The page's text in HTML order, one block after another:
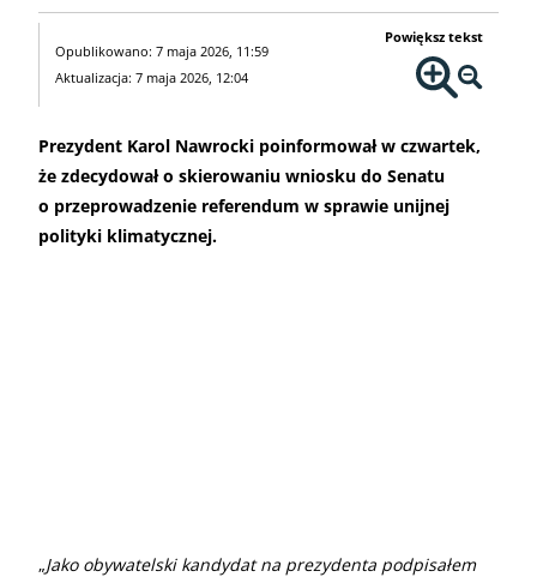
Opublikowano: 7 maja 2026, 11:59
Aktualizacja: 7 maja 2026, 12:04
Powiększ tekst
Prezydent Karol Nawrocki poinformował w czwartek,
że zdecydował o skierowaniu wniosku do Senatu
o przeprowadzenie referendum w sprawie unijnej
polityki klimatycznej.
„Jako obywatelski kandydat na prezydenta podpisałem